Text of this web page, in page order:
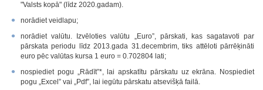
"Valsts kopā" (līdz 2020.gadam).
norādiet veidlapu;
norādiet valūtu. Izvēloties valūtu „Euro”, pārskati, kas sagatavoti par
pārskata periodu līdz 2013.gada 31.decembrim, tiks attēloti pārrēķināti
euro pēc valūtas kursa 1 euro = 0.702804 lati;
nospiediet pogu „Rādīt”*, lai apskatītu pārskatu uz ekrāna. Nospiediet
pogu „Excel” vai „Pdf”, lai iegūtu pārskatu atsevišķā failā.